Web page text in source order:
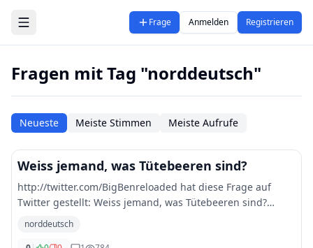
Zum Hauptinhalt springen
Frage Anmelden Registrieren
Fragen mit Tag "norddeutsch"
Neueste Meiste Stimmen Meiste Aufrufe
Weiss jemand, was Tütebeeren sind?
http://twitter.com/BigBenreloaded hat diese Frage auf
Twitter gestellt: Weiss jemand, was Tütebeeren sind?
Norddeutsch Followerpower
norddeutsch